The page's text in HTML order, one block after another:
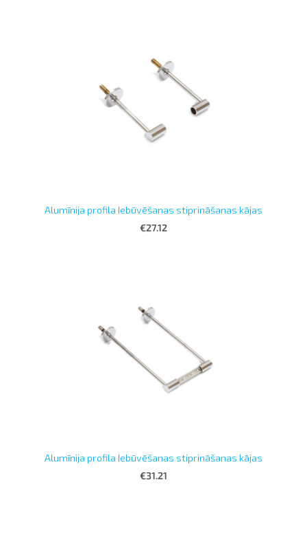
Alumīnija profila Iebūvēšanas stiprināšanas kājas
€27.12
Alumīnija profila Iebūvēšanas stiprināšanas kājas
€31.21